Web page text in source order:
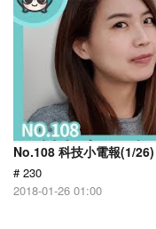
No.108 科技小電報(1/26)
# 230
2018-01-26 01:00